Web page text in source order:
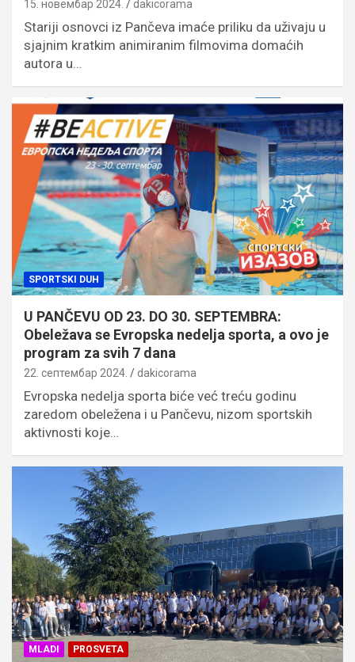
15. новембар 2024. dakicorama
Stariji osnovci iz Pančeva imaće priliku da uživaju u
sjajnim kratkim animiranim filmovima domaćih
autora u…
SPORTSKI DUH
U PANČEVU OD 23. DO 30. SEPTEMBRA:
Obeležava se Evropska nedelja sporta, a ovo je
program za svih 7 dana
22. септембар 2024. dakicorama
Evropska nedelja sporta biće već treću godinu
zaredom obeležena i u Pančevu, nizom sportskih
aktivnosti koje…
MLADI PROSVETA